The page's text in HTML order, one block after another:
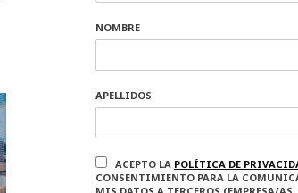
NOMBRE
APELLIDOS
ACEPTO LA POLÍTICA DE
CONSENTIMIENTO PARA LA